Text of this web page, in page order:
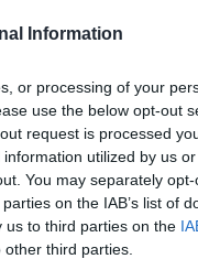
Information
or processing of your
use the below opt-out
request is processed
utilized by us
You may separately
on the IAB’s list of
us to third parties on the
third parties.
D’Ettore
“Coraggio Italia”
verrà
2021ORE 07:30